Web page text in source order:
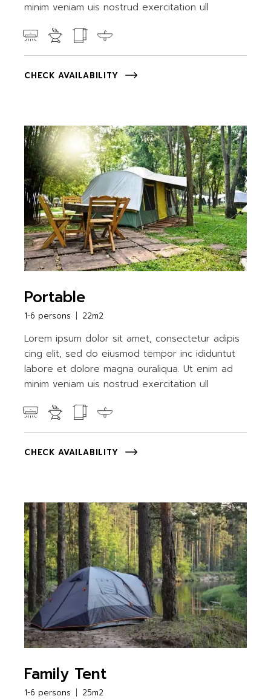
minim veniam uis nostrud exercitation ull
CHECK AVAILABILITY
Portable
1-6 persons 22m2
Lorem ipsum dolor sit amet, consectetur adipis
cing elit, sed do eiusmod tempor inc ididuntut
labore et dolore magna ouraliqua. Ut enim ad
minim veniam uis nostrud exercitation ull
CHECK AVAILABILITY
Family Tent
1-6 persons 25m2